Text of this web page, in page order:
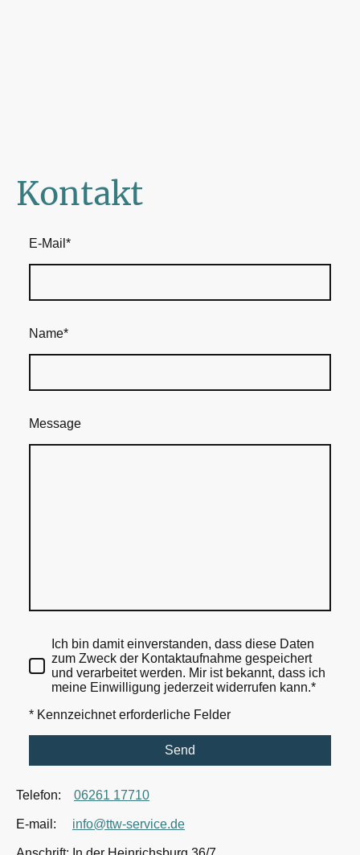
Kontakt
E-Mail *
Name*
Message
Ich bin damit einverstanden, dass diese Daten
zum Zweck der Kontaktaufnahme gespeichert
und verarbeitet werden. Mir ist bekannt, dass ich
meine Einwilligung jederzeit widerrufen kann.*
* Kennzeichnet erforderliche Felder
Send
Telefon: 06261 17710
E-mail: info@ttw-service.de